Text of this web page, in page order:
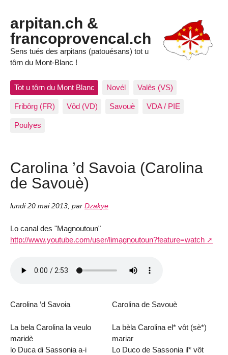
arpitan.ch &
francoprovencal.ch
Sens tués des arpitans (patouésans) tot u
tôrn du Mont-Blanc !
Tot u tôrn du Mont Blanc Novél Valês (VS)
Fribôrg (FR) Vôd (VD) Savouè VDA / PIE
Poulyes
Carolina ’d Savoia (Carolina
de Savouè)
lundi 20 mai 2013 par Dzakye
Lo canal des "Magnoutoun"
http://www.youtube.com/user/limagnoutoun?feature=watch
Carolina ’d Savoia
La bela Carolina la veulo
maridè
lo Duca di Sassonia a-i
Carolina de Savouè
La bèla Carolina el* vôt (sè*)
mariar
Lo Duco de Sassonia il* vôt